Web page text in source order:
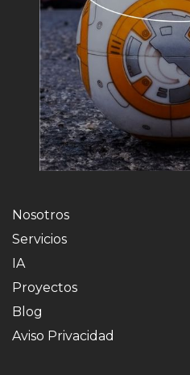
Nosotros
Servicios
IA
Proyectos
Blog
Aviso Privacidad